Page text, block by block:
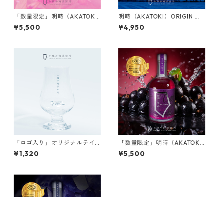
「数量限定」明時（AKATOK
I）RASPBERRY ラズベリー
（化粧箱:オプション）
¥5,500
明時（AKATOKI）ORIGIN オ
リジン（化粧箱:オプション）
¥4,950
「ロゴ入り」オリジナルテイ
スティンググラス
¥1,320
「数量限定」明時（AKATOK
I）CASSIS カシス（化粧箱:オ
プション）
¥5,500